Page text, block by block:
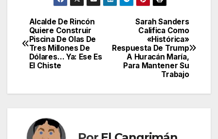
Navegación
de
entradas
Sarah Sanders
Califica Como
«Histórica»
Respuesta De Trump
A Huracán María,
Para Mantener Su
Trabajo
Alcalde De Rincón
Quiere Construir
Piscina De Olas De
Tres Millones De
Dólares… Ya: Ese Es
El Chiste